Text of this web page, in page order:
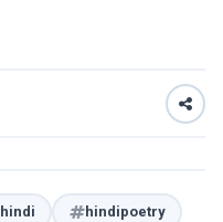
hindi hindipoetry